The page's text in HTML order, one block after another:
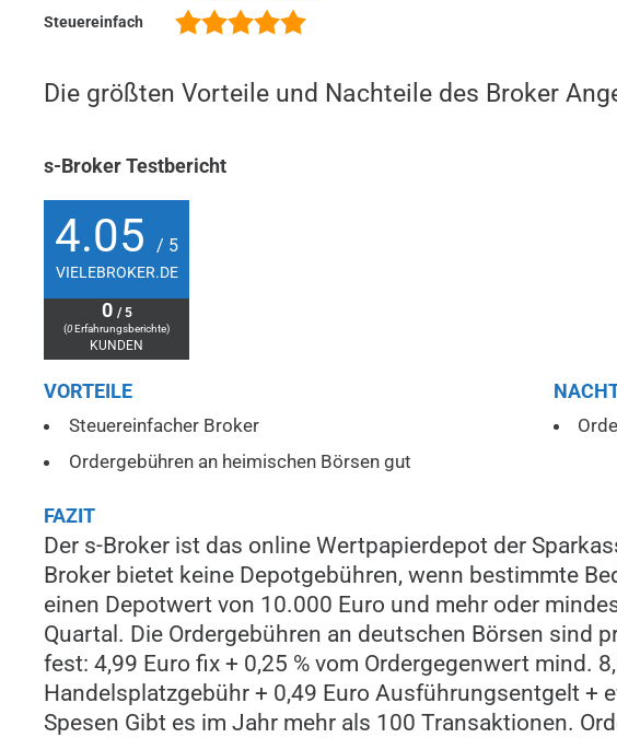
Steuereinfach
Die größten Vorteile und Nachteile des Broker
s-Broker Testbericht
4.05 / 5
VIELEBROKER.DE
0 / 5
(0Erfahrungsberichte)
KUNDEN
VORTEILE
Steuereinfacher Broker
Ordergebühren an heimischen Börsen gut
FAZIT
Der s-Broker ist das online Wertpapierdepot der
Broker bietet keine Depotgebühren, wenn bestimmte
einen Depotwert von 10.000 Euro und mehr oder
Quartal. Die Ordergebühren an deutschen Börsen sind
fest: 4,99 Euro fix + 0,25 % vom Ordergegenwert mind.
Handelsplatzgebühr + 0,49 Euro Ausführungsentgelt +
Spesen Gibt es im Jahr mehr als 100 Transaktionen.